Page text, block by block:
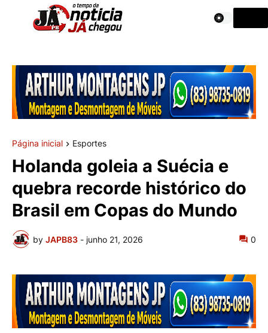
Página inicial Esportes
Holanda goleia a Suécia e
quebra recorde histórico do
Brasil em Copas do Mundo
by JAPB83 - junho 21, 2026 0